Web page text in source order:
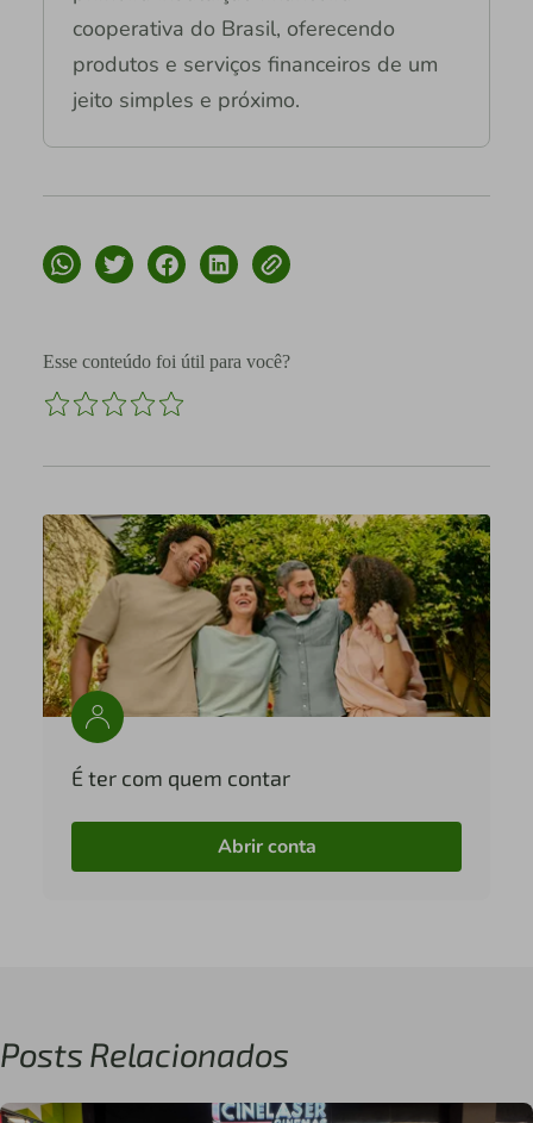
cooperativa do Brasil, oferecendo
produtos e serviços financeiros de um
jeito simples e próximo.
Esse conteúdo foi útil para você?
É ter com quem contar
Abrir conta
Posts Relacionados